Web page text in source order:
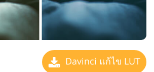
Davinci แก้ไข LUT